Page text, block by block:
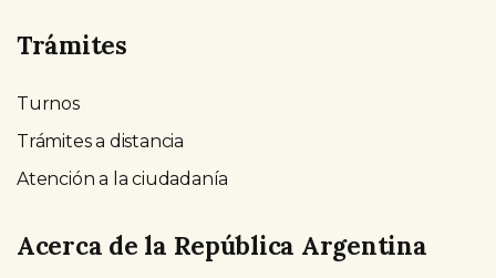
Trámites
Turnos
Trámites a distancia
Atención a la ciudadanía
Acerca de la República Argentina